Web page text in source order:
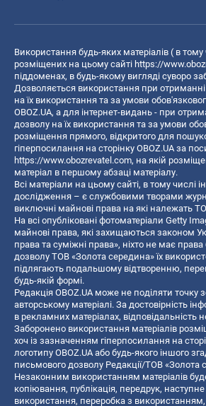
Використання будь-яких матеріалів ( в тому
розміщених на цьому сайті https://
піддоменах, в будь-якому вигляді суворо
Дозволяється використання при
на їх використання та за умови
OBOZ.UA, а для інтернет-видань - при
дозволу на їх використання та за умови
розміщення прямого, відкритого для
гіперпосилання на сторінку OBOZ.UA за
https://www.obozrevatel.com, на якій
матеріал в першому абзаці матеріалу.
Всі матеріали на цьому сайті, в тому числі
дослідження – є службовими творами
виключні майнові права на які належать
На всі опубліковані фотоматеріали Getty
майнові права, які захищаються законом
права та суміжні права», ніхто не має
дозволу ТОВ «Золота середина» їх
підлягають подальшому відтворенню,
будь-якій формі.
Редакція OBOZ.UA може не поділяти точку
авторському матеріалі. За достовірність
в рекламних матеріалах, відповідальність
Заборонено використання матеріалів
хоч із зазначенням гіперпосилання на
логотипу OBOZ.UA або будь-якого іншого
письмового дозволу Редакції/ТОВ «Золота
Незаконним використанням матеріалів
копiювання, публiкацiя, передрук,
використання, переробка з